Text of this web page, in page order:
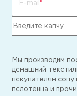
E-mail
Мы производим
домашний
покупателям
полотенца и